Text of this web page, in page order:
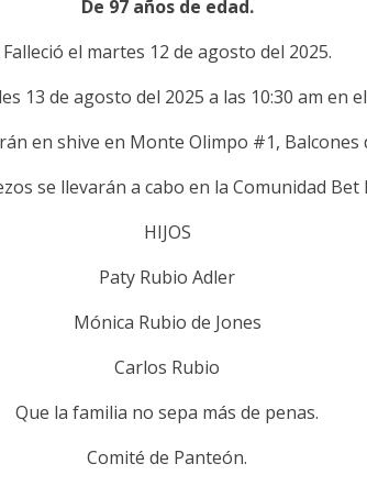
De 97 años de edad.
Falleció el martes 12 de agosto del 2025.
13 de agosto del 2025 a las 10:30 am en
en shive en Monte Olimpo #1, Balcones
se llevarán a cabo en la Comunidad Bet
HIJOS
Paty Rubio Adler
Mónica Rubio de Jones
Carlos Rubio
Que la familia no sepa más de penas.
Comité de Panteón.